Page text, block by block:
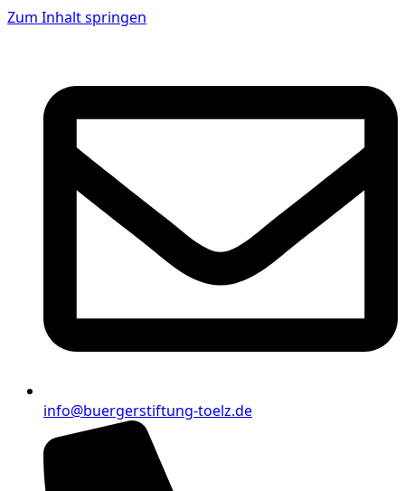
Zum Inhalt springen
info@buergerstiftung-toelz.de